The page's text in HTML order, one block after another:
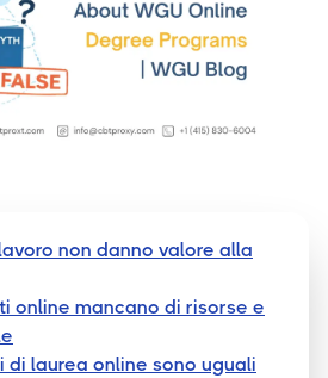
non danno valore alla
online mancano di risorse e
di laurea online sono uguali